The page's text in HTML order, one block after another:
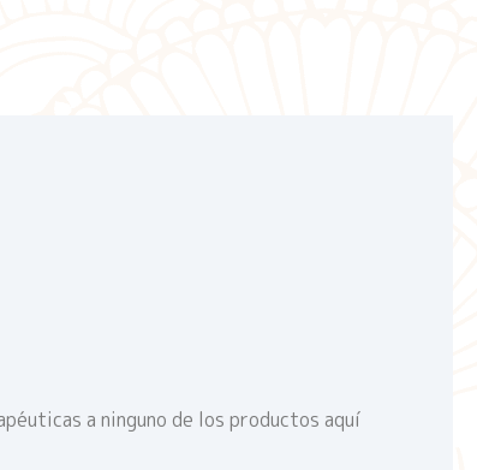
a ninguno de los productos aquí